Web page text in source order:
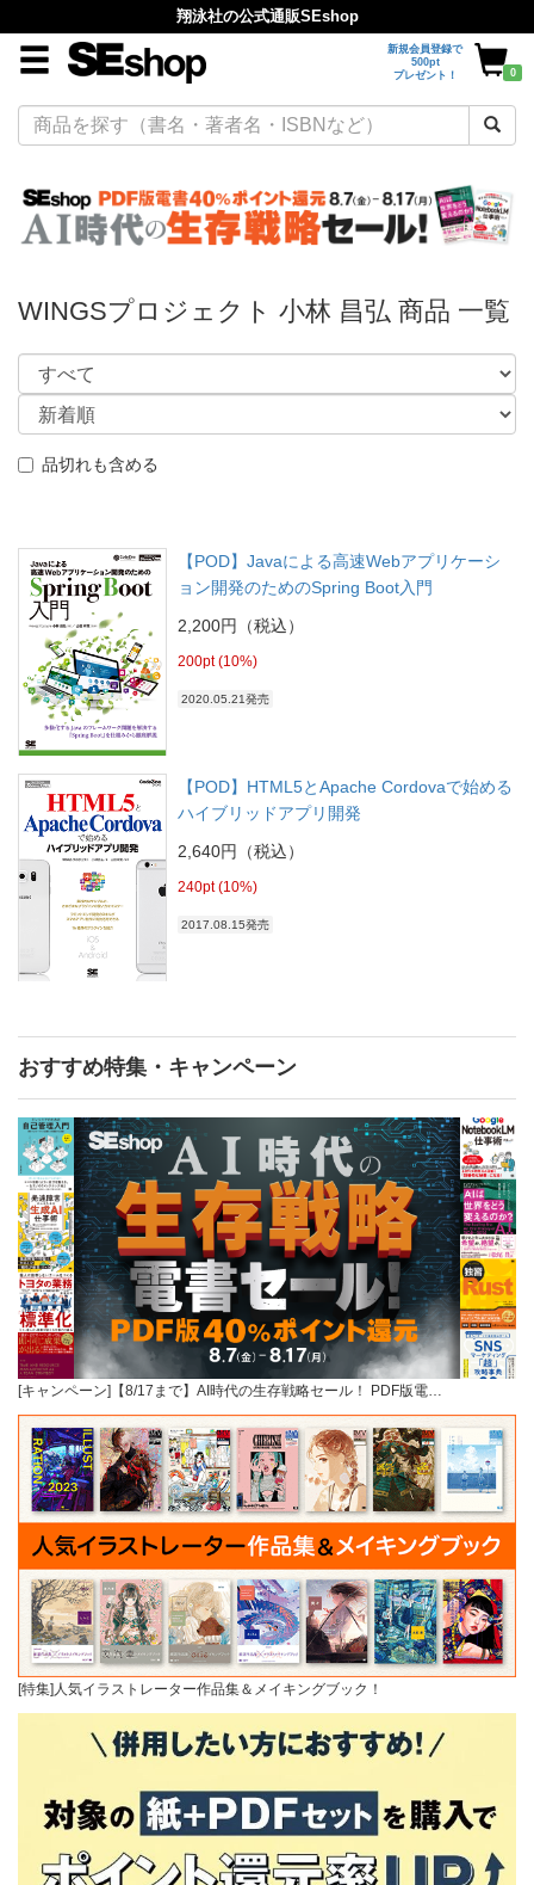
翔泳社の公式通販SEshop
新規会員登録で
500pt
プレゼント！
0
WINGSプロジェクト 小林 昌弘 商品 一覧
品切れも含める
【POD】Javaによる高速Webアプリケーシ
ョン開発のためのSpring Boot入門
2,200円（税込）
200pt (10%)
2020.05.21発売
【POD】HTML5とApache Cordovaで始める
ハイブリッドアプリ開発
2,640円（税込）
240pt (10%)
2017.08.15発売
おすすめ特集・キャンペーン
[キャンペーン]【8/17まで】AI時代の生存戦略セール！ PDF版電…
[特集]人気イラストレーター作品集＆メイキングブック！